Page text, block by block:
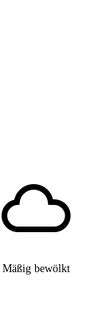
Mäßig bewölkt